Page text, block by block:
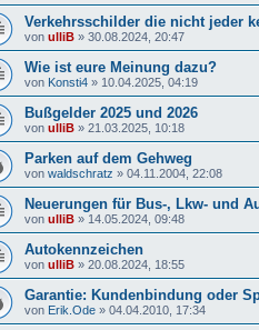
Verkehrsschilder die nicht jeder
von ulliB » 30.08.2024, 20:47
Wie ist eure Meinung dazu?
von Konsti4 » 10.04.2025, 04:19
Bußgelder 2025 und 2026
von ulliB » 21.03.2025, 10:18
Parken auf dem Gehweg
von waldschratz » 04.11.2004, 22:08
Neuerungen für Bus-, Lkw- und
von ulliB » 14.05.2024, 09:48
Autokennzeichen
von ulliB » 20.08.2024, 18:55
Garantie: Kundenbindung oder
von Erik.Ode » 04.04.2010, 17:34